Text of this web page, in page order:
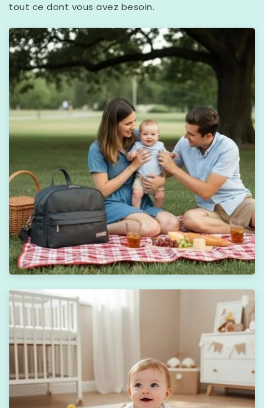
tout ce dont vous avez besoin.